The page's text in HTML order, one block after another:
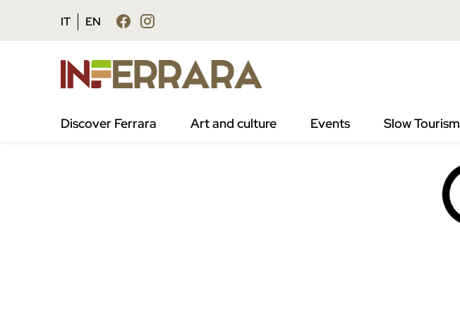
Vai al contenuto principale
Vai al footer
IT EN
Discover Ferrara Art and culture Events Slow Tourism